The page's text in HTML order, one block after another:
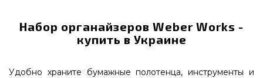
Набор органайзеров Weber Works -
купить в Украине
Удобно храните бумажные полотенца, инструменты и